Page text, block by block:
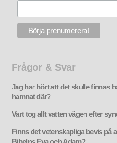
Frågor & Svar
Jag har hört att det skulle finnas
hamnat där?
Vart tog allt vatten vägen efter
Finns det vetenskapliga bevis på